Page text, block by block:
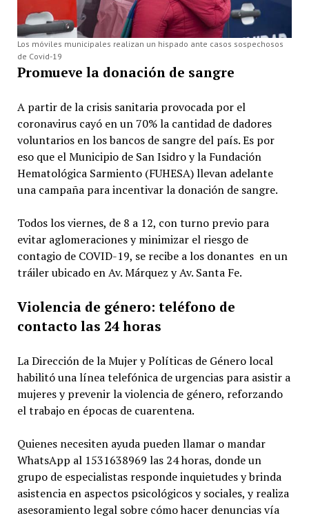
Los móviles municipales realizan un hispado ante casos sospechosos
de Covid-19
Promueve la donación de sangre
A partir de la crisis sanitaria provocada por el
coronavirus cayó en un 70% la cantidad de dadores
voluntarios en los bancos de sangre del país. Es por
eso que el Municipio de San Isidro y la Fundación
Hematológica Sarmiento (FUHESA) llevan adelante
una campaña para incentivar la donación de sangre.
Todos los viernes, de 8 a 12, con turno previo para
evitar aglomeraciones y minimizar el riesgo de
contagio de COVID-19, se recibe a los donantes en un
tráiler ubicado en Av. Márquez y Av. Santa Fe.
Violencia de género: teléfono de
contacto las 24 horas
La Dirección de la Mujer y Políticas de Género local
habilitó una línea telefónica de urgencias para asistir a
mujeres y prevenir la violencia de género, reforzando
el trabajo en épocas de cuarentena.
Quienes necesiten ayuda pueden llamar o mandar
WhatsApp al 1531638969 las 24 horas, donde un
grupo de especialistas responde inquietudes y brinda
asistencia en aspectos psicológicos y sociales, y realiza
asesoramiento legal sobre cómo hacer denuncias vía